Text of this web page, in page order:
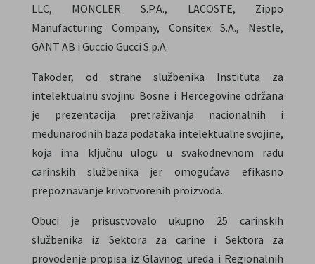
LLC, MONCLER S.P.A., LACOSTE, Zippo
Manufacturing Company, Consitex S.A., Nestle,
GANT AB i Guccio Gucci S.p.A.
Također, od strane službenika Instituta za
intelektualnu svojinu Bosne i Hercegovine održana
je prezentacija pretraživanja nacionalnih i
međunarodnih baza podataka intelektualne svojine,
koja ima ključnu ulogu u svakodnevnom radu
carinskih službenika jer omogućava efikasno
prepoznavanje krivotvorenih proizvoda.
Obuci je prisustvovalo ukupno 25 carinskih
službenika iz Sektora za carine i Sektora za
provođenje propisa iz Glavnog ureda i Regionalnih